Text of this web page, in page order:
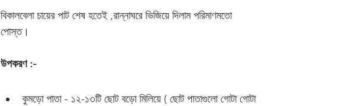
বিকালবেলা চায়ের পাট শেষ হতেই ,রান্নাঘরে ভিজিয়ে দিলাম পরিমাণমতো
পোস্ত।
উপকরণ :-
কুমড়ো পাতা - ১২-১৩টি ছোট বড়ো মিলিয়ে ( ছোট পাতাগুলো গোটা গোটা